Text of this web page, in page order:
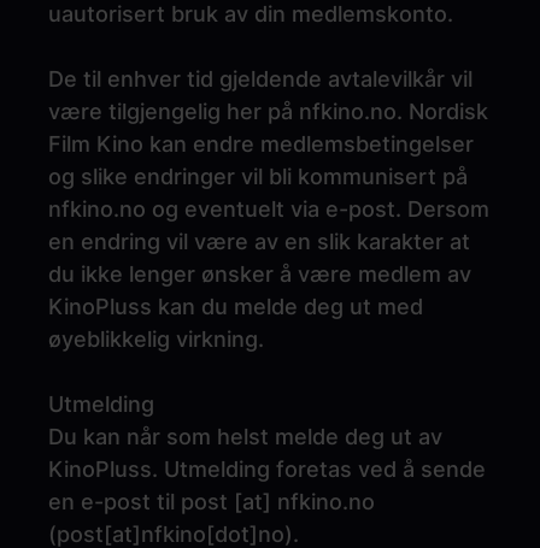
uautorisert bruk av din medlemskonto.
De til enhver tid gjeldende avtalevilkår vil
være tilgjengelig her på nfkino.no. Nordisk
Film Kino kan endre medlemsbetingelser
og slike endringer vil bli kommunisert på
nfkino.no og eventuelt via e-post. Dersom
en endring vil være av en slik karakter at
du ikke lenger ønsker å være medlem av
KinoPluss kan du melde deg ut med
øyeblikkelig virkning.
Utmelding
Du kan når som helst melde deg ut av
KinoPluss. Utmelding foretas ved å sende
en e-post til post [at] nfkino.no
(post[at]nfkino[dot]no).